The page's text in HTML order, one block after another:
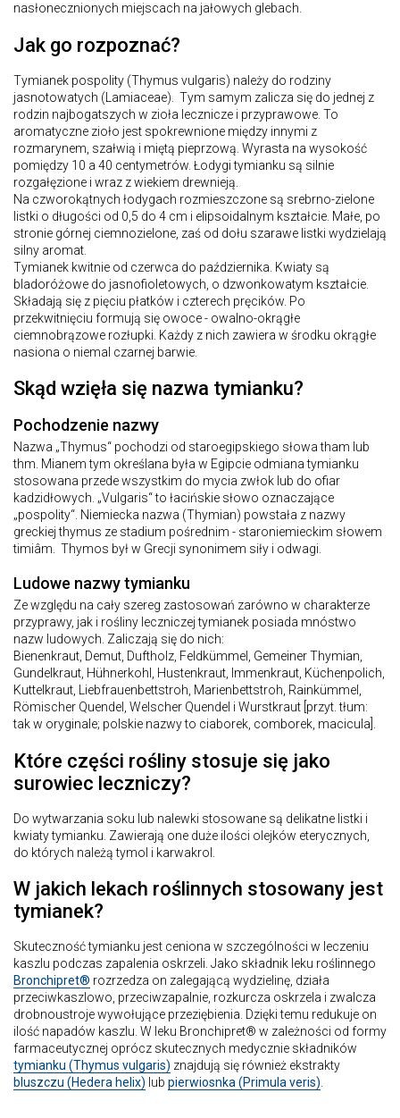
nasłonecznionych miejscach na jałowych glebach.
Jak go rozpoznać?
Tymianek pospolity (Thymus vulgaris) należy do rodziny
jasnotowatych (Lamiaceae). Tym samym zalicza się do jednej z
rodzin najbogatszych w zioła lecznicze i przyprawowe. To
aromatyczne zioło jest spokrewnione między innymi z
rozmarynem, szałwią i miętą pieprzową. Wyrasta na wysokość
pomiędzy 10 a 40 centymetrów. Łodygi tymianku są silnie
rozgałęzione i wraz z wiekiem drewnieją.
Na czworokątnych łodygach rozmieszczone są srebrno-zielone
listki o długości od 0,5 do 4 cm i elipsoidalnym kształcie. Małe, po
stronie górnej ciemnozielone, zaś od dołu szarawe listki wydzielają
silny aromat.
Tymianek kwitnie od czerwca do października. Kwiaty są
bladoróżowe do jasnofioletowych, o dzwonkowatym kształcie.
Składają się z pięciu płatków i czterech pręcików. Po
przekwitnięciu formują się owoce - owalno-okrągłe
ciemnobrązowe rozłupki. Każdy z nich zawiera w środku okrągłe
nasiona o niemal czarnej barwie.
Skąd wzięła się nazwa tymianku?
Pochodzenie nazwy
Nazwa „Thymus“ pochodzi od staroegipskiego słowa tham lub
thm. Mianem tym określana była w Egipcie odmiana tymianku
stosowana przede wszystkim do mycia zwłok lub do ofiar
kadzidłowych. „Vulgaris“ to łacińskie słowo oznaczające
„pospolity“. Niemiecka nazwa (Thymian) powstała z nazwy
greckiej thymus ze stadium pośrednim - staroniemieckim słowem
timiâm. Thymos był w Grecji synonimem siły i odwagi.
Ludowe nazwy tymianku
Ze względu na cały szereg zastosowań zarówno w charakterze
przyprawy, jak i rośliny leczniczej tymianek posiada mnóstwo
nazw ludowych. Zaliczają się do nich:
Bienenkraut, Demut, Duftholz, Feldkümmel, Gemeiner Thymian,
Gundelkraut, Hühnerkohl, Hustenkraut, Immenkraut, Küchenpolich,
Kuttelkraut, Liebfrauenbettstroh, Marienbettstroh, Rainkümmel,
Römischer Quendel, Welscher Quendel i Wurstkraut [przyt. tłum:
tak w oryginale; polskie nazwy to ciaborek, comborek, macicula].
Które części rośliny stosuje się jako
surowiec leczniczy?
Do wytwarzania soku lub nalewki stosowane są delikatne listki i
kwiaty tymianku. Zawierają one duże ilości olejków eterycznych,
do których należą tymol i karwakrol.
W jakich lekach roślinnych stosowany jest
tymianek?
Skuteczność tymianku jest ceniona w szczególności w leczeniu
kaszlu podczas zapalenia oskrzeli. Jako składnik leku roślinnego
Bronchipret® rozrzedza on zalegającą wydzielinę, działa
przeciwkaszlowo, przeciwzapalnie, rozkurcza oskrzela i zwalcza
drobnoustroje wywołujące przeziębienia. Dzięki temu redukuje on
ilość napadów kaszlu. W leku Bronchipret® w zależności od formy
farmaceutycznej oprócz skutecznych medycznie składników
tymianku (Thymus vulgaris) znajdują się również ekstrakty
bluszczu (Hedera helix) lub pierwiosnka (Primula veris).